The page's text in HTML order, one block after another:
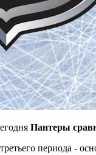
Пантеры
периода -